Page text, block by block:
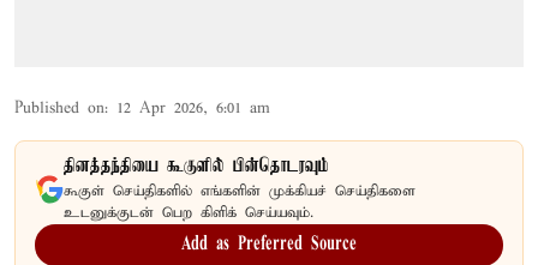
Published on: 12 Apr 2026, 6:01 am
தினத்தந்தியை கூகுளில் பின்தொடரவும்
கூகுள் செய்திகளில் எங்களின் முக்கியச் செய்திகளை
உடனுக்குடன் பெற கிளிக் செய்யவும்.
Add as Preferred Source